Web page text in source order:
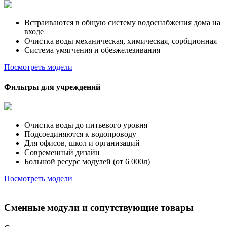
Встраиваются в общую систему водоснабжения дома на
входе
Очистка воды механическая, химическая, сорбционная
Система умягчения и обезжелезивания
Посмотреть модели
Фильтры для учреждений
Очистка воды до питьевого уровня
Подсоединяются к водопроводу
Для офисов, школ и организаций
Современный дизайн
Большой ресурс модулей (от 6 000л)
Посмотреть модели
Сменные модули и сопутствующие товары